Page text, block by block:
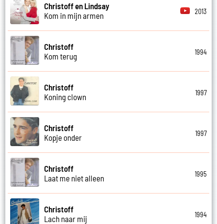
Christoff en Lindsay
Kom in mijn armen
2013
Christoff
Kom terug
1994
Christoff
Koning clown
1997
Christoff
Kopje onder
1997
Christoff
Laat me niet alleen
1995
Christoff
Lach naar mij
1994